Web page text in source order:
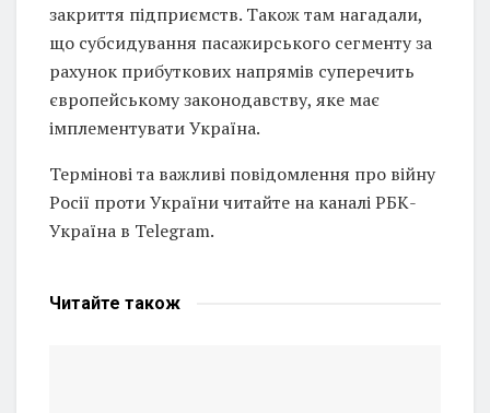
закриття підприємств. Також там нагадали,
що субсидування пасажирського сегменту за
рахунок прибуткових напрямів суперечить
європейському законодавству, яке має
імплементувати Україна.
Термінові та важливі повідомлення про війну
Росії проти України читайте на каналі РБК-
Україна в Telegram.
Читайте також